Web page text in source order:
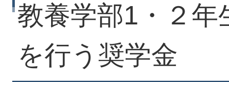
教養学部1・２年
を行う奨学金